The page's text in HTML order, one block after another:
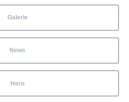
Galerie
News
Hero